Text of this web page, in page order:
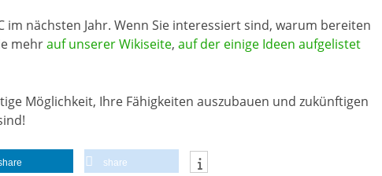
im nächsten Jahr. Wenn Sie interessiert sind, warum bereiten
mehrauf unserer Wikiseite, auf der einige Ideen aufgelistet
Möglichkeit, Ihre Fähigkeiten auszubauen und zukünftigen
share